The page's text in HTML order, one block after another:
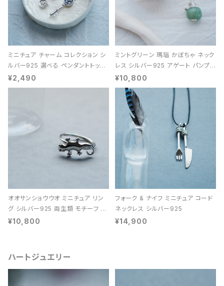
ミニチュア チャーム コレクション シ
ルバー925 選べる ペンダントトップ
レディース ユニセックス
¥2,490
ミントグリーン 瑪瑙 かぼちゃ ネック
レス シルバー925 アゲート パンプキ
ン 天然石 レディース
¥10,800
オオサンショウウオ ミニチュア リン
グ シルバー925 両生類 モチーフ レ
ディース ユニセックス
¥10,800
フォーク & ナイフ ミニチュア コード
ネックレス シルバー925
¥14,900
ハートジュエリー